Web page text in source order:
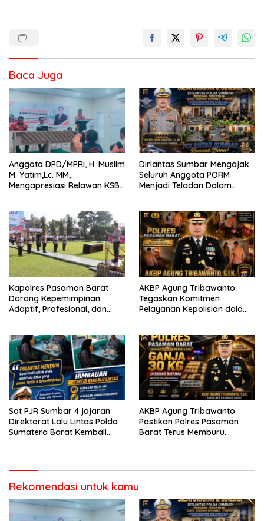
Baca Juga
Anggota DPD/MPRI, H. Muslim
M. Yatim,Lc. MM,
Mengapresiasi Relawan KSB
Bencana
Dirlantas Sumbar Mengajak
Seluruh Anggota PORM
Menjadi Teladan Dalam
Perlengkapan Keselamatan
Berkendara
Kapolres Pasaman Barat
Dorong Kepemimpinan
Adaptif, Profesional, dan
AKBP Agung Tribawanto
Tegaskan Komitmen
Pelayanan Kepolisian dalam
Pasaman
Sat PJR Sumbar 4 jajaran
Direktorat Lalu Lintas Polda
Sumatera Barat Kembali
AKBP Agung Tribawanto
Pastikan Polres Pasaman
Barat Terus Memburu
Rekomendasi untuk kamu